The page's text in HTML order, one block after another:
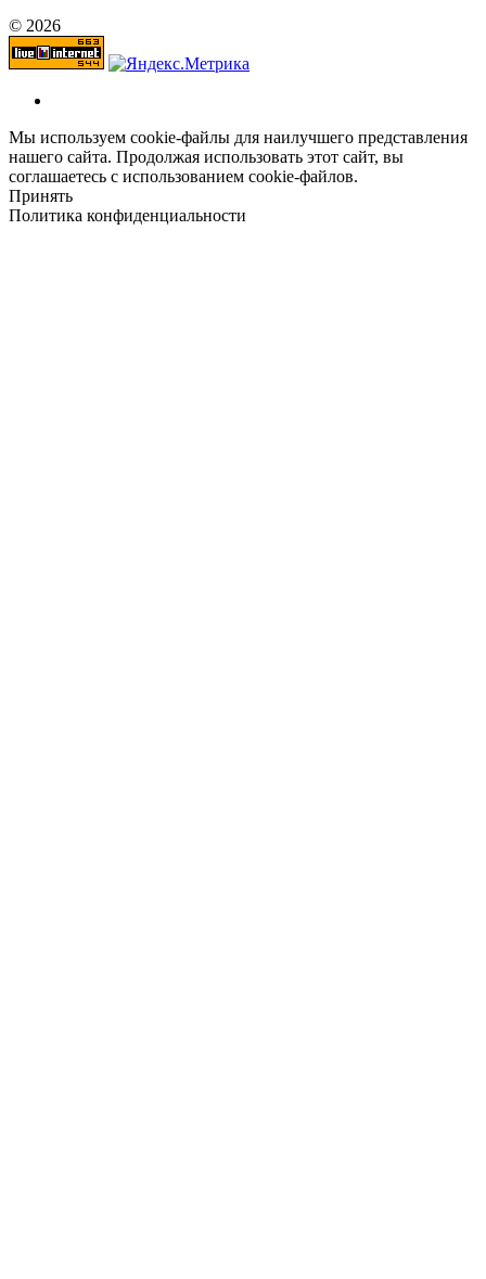
© 2026
Мы используем cookie-файлы для наилучшего представления
нашего сайта. Продолжая использовать этот сайт, вы
соглашаетесь с использованием cookie-файлов.
Принять
Политика конфиденциальности